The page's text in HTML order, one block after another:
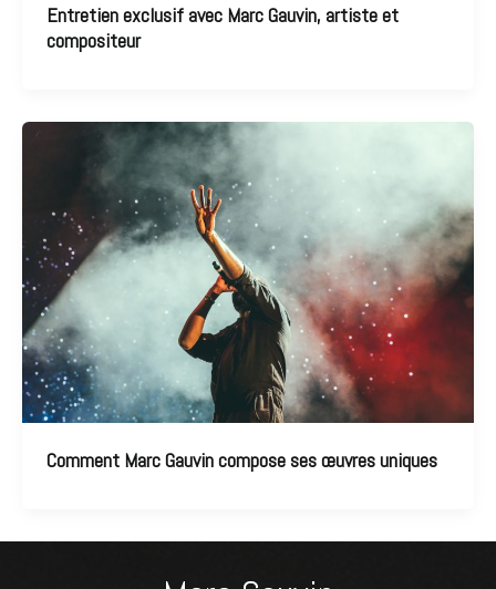
Entretien exclusif avec Marc Gauvin, artiste et
compositeur
Comment Marc Gauvin compose ses œuvres uniques